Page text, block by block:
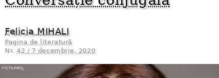
Felicia MIHALI
Pagina de literatură
Nr.42 / 7 decembrie, 2020